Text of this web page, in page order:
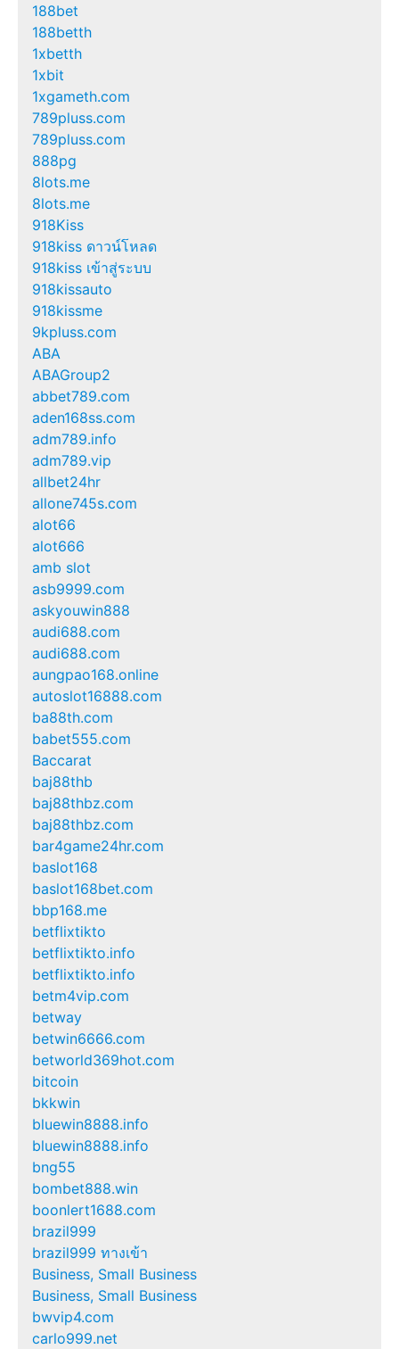
188bet
188betth
1xbetth
1xbit
1xgameth.com
789pluss.com
789pluss.com
888pg
8lots.me
8lots.me
918Kiss
918kiss ดาวน์โหลด
918kiss เข้าสู่ระบบ
918kissauto
918kissme
9kpluss.com
ABA
ABAGroup2
abbet789.com
aden168ss.com
adm789.info
adm789.vip
allbet24hr
allone745s.com
alot66
alot666
amb slot
asb9999.com
askyouwin888
audi688.com
audi688.com
aungpao168.online
autoslot16888.com
ba88th.com
babet555.com
Baccarat
baj88thb
baj88thbz.com
baj88thbz.com
bar4game24hr.com
baslot168
baslot168bet.com
bbp168.me
betflixtikto
betflixtikto.info
betflixtikto.info
betm4vip.com
betway
betwin6666.com
betworld369hot.com
bitcoin
bkkwin
bluewin8888.info
bluewin8888.info
bng55
bombet888.win
boonlert1688.com
brazil999
brazil999 ทางเข้า
Business, Small Business
Business, Small Business
bwvip4.com
carlo999.net